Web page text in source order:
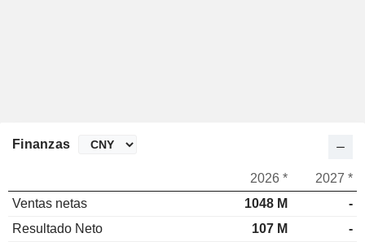
Finanzas
2026 *
2027 *
Ventas netas
1048 M
-
Resultado Neto
107 M
-